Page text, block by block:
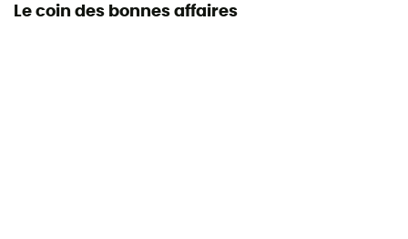
Le coin des bonnes affaires